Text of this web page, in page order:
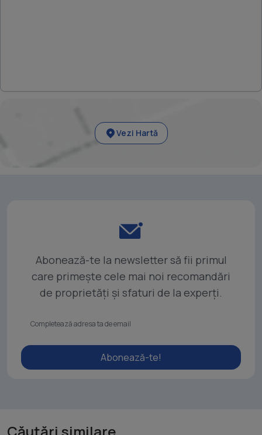
Vezi Hartă
Abonează-te la newsletter să fii primul
care primește cele mai noi recomandări
de proprietăți și sfaturi de la experți.
Abonează-te!